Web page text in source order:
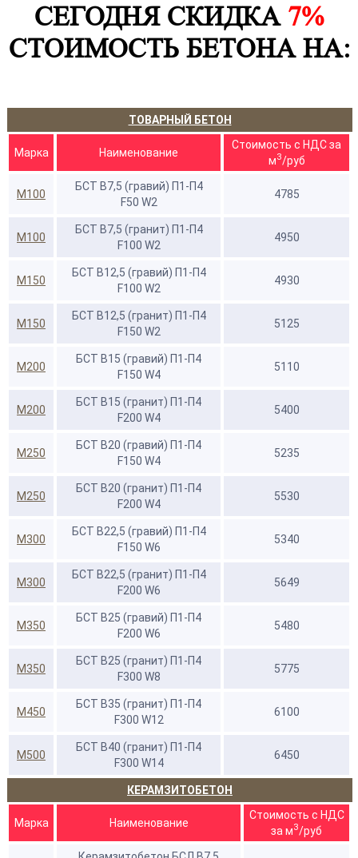
СЕГОДНЯ СКИДКА 7%
СТОИМОСТЬ БЕТОНА НА:
ТОВАРНЫЙ БЕТОН
Марка Наименование
Стоимость с НДС за
м3/руб
М100
БСТ В7,5 (гравий) П1-П4
F50 W2
4785
М100
БСТ В7,5 (гранит) П1-П4
F100 W2
4950
М150
БСТ В12,5 (гравий) П1-П4
F100 W2
4930
М150
БСТ В12,5 (гранит) П1-П4
F150 W2
5125
М200
БСТ В15 (гравий) П1-П4
F150 W4
5110
М200
БСТ В15 (гранит) П1-П4
F200 W4
5400
М250
БСТ В20 (гравий) П1-П4
F150 W4
5235
М250
БСТ В20 (гранит) П1-П4
F200 W4
5530
М300
БСТ В22,5 (гравий) П1-П4
F150 W6
5340
М300
БСТ В22,5 (гранит) П1-П4
F200 W6
5649
М350
БСТ В25 (гравий) П1-П4
F200 W6
5480
М350
БСТ В25 (гранит) П1-П4
F300 W8
5775
М450
БСТ В35 (гранит) П1-П4
F300 W12
6100
М500
БСТ В40 (гранит) П1-П4
F300 W14
6450
КЕРАМЗИТОБЕТОН
Марка Наименование
Стоимость с НДС
за м3/руб